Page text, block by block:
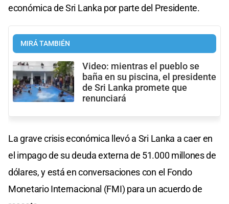
económica de Sri Lanka por parte del Presidente.
MIRÁ TAMBIÉN
Video: mientras el pueblo se
baña en su piscina, el presidente
de Sri Lanka promete que
renunciará
La grave crisis económica llevó a Sri Lanka a caer en
el impago de su deuda externa de 51.000 millones de
dólares, y está en conversaciones con el Fondo
Monetario Internacional (FMI) para un acuerdo de